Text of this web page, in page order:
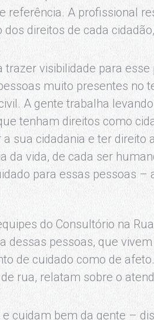
referência. A profissional
direitos de cada
trazer visibilidade para
muito presentes no
A gente trabalha
tenham direitos como
sua cidadania e ter direito
da vida, de cada ser
para essas pessoas –
do Consultório na
dessas pessoas, que
de cuidado como de
rua, relatam sobre o
cuidam bem da gente –